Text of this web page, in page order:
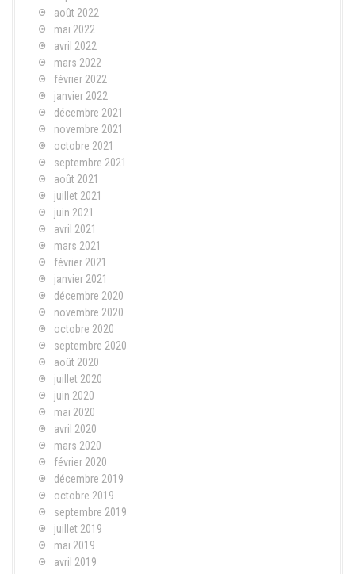
août 2022
mai 2022
avril 2022
mars 2022
février 2022
janvier 2022
décembre 2021
novembre 2021
octobre 2021
septembre 2021
août 2021
juillet 2021
juin 2021
avril 2021
mars 2021
février 2021
janvier 2021
décembre 2020
novembre 2020
octobre 2020
septembre 2020
août 2020
juillet 2020
juin 2020
mai 2020
avril 2020
mars 2020
février 2020
décembre 2019
octobre 2019
septembre 2019
juillet 2019
mai 2019
avril 2019